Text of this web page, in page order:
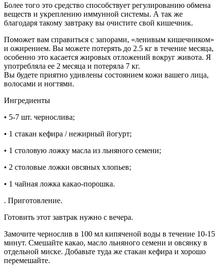
Более того это средство способствует регулированию обмена
веществ и укреплению иммунной системы. А так же
благодаря такому завтраку вы очистите свой кишечник.
Поможет вам справиться с запорами, «ленивым кишечником»
и ожирением. Вы можете потерять до 2.5 кг в течение месяца,
особенно это касается жировых отложений вокруг живота. Я
употребляла ее 2 месяца и потеряла 7 кг.
Вы будете приятно удивлены состоянием кожи вашего лица,
волосами и ногтями.
Ингредиенты
• 5-7 шт. чернослива;
• 1 стакан кефира / нежирный йогурт;
• 1 столовую ложку масла из льняного семени;
• 2 столовые ложки овсяных хлопьев;
• 1 чайная ложка какао-порошка.
. Приготовление.
Готовить этот завтрак нужно с вечера.
Замочите чернослив в 100 мл кипяченой воды в течение 10-15
минут. Смешайте какао, масло льняного семени и овсянку в
отдельной миске. Добавьте туда же стакан кефира и хорошо
перемешайте.